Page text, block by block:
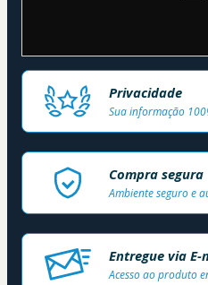
Privacidade
Sua informação
Compra segura
Ambiente seguro e
Entregue via E-
Acesso ao produto